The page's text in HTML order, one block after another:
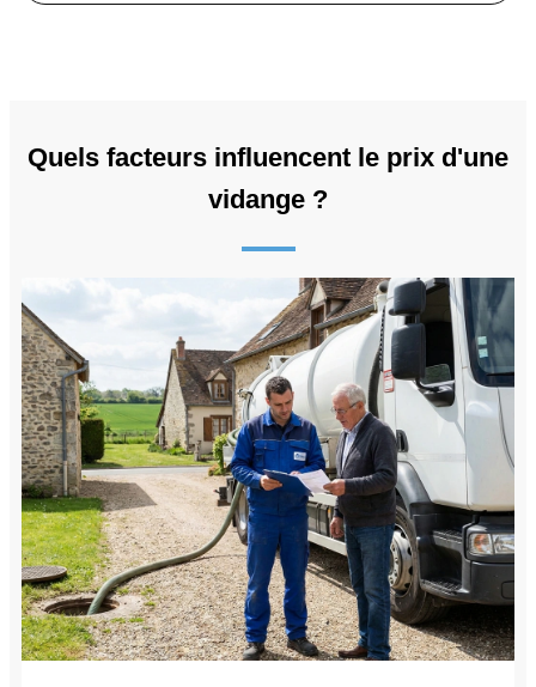
Quels facteurs influencent le prix d'une
vidange ?